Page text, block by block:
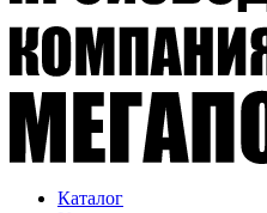
Каталог